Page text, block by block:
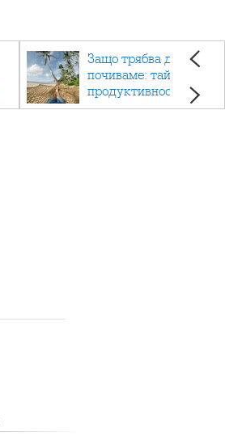
Защо трябва да си
почиваме: тайната на
продуктивността,
здравето и добрия